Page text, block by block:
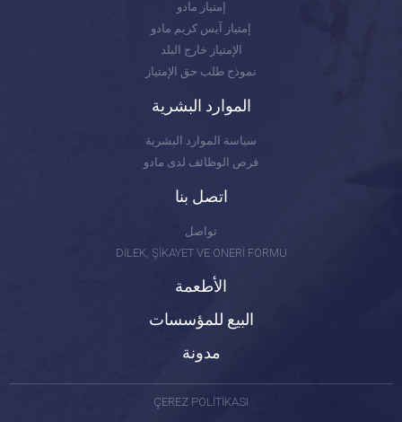
إمتياز مادو
إمتياز آيس كريم مادو
الإمتياز خارج البلد
نموذج طلب حق الإمتياز
الموارد البشرية
سياسة الموارد البشرية
فرص الوظائف لدى مادو
اتصل بنا
تواصل
DİLEK, ŞİKAYET VE ÖNERİ FORMU
الأطعمة
البيع للمؤسسات
مدونة
ÇEREZ POLİTİKASI